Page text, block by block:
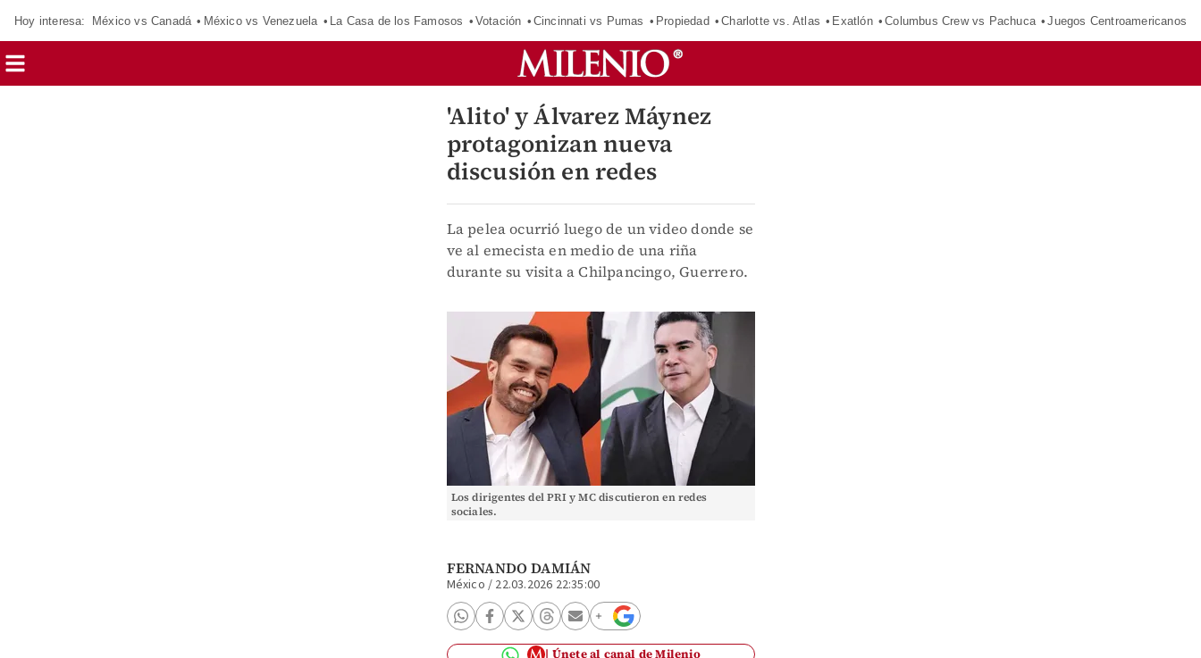
Hoy interesa: México vs Canadá México vs Venezuela La Casa de los Famosos Votación Cincinnati vs Pumas Propiedad Charlotte vs. Atlas Exatlón Columbus Crew vs Pachuca Juegos Centroamericanos
'Alito' y Álvarez Máynez
protagonizan nueva
discusión en redes
La pelea ocurrió luego de un video donde se
ve al emecista en medio de una riña
durante su visita a Chilpancingo, Guerrero.
Los dirigentes del PRI y MC discutieron en redes
sociales.
FERNANDO DAMIÁN
México / 22.03.2026 22:35:00
Únete al canal de Milenio